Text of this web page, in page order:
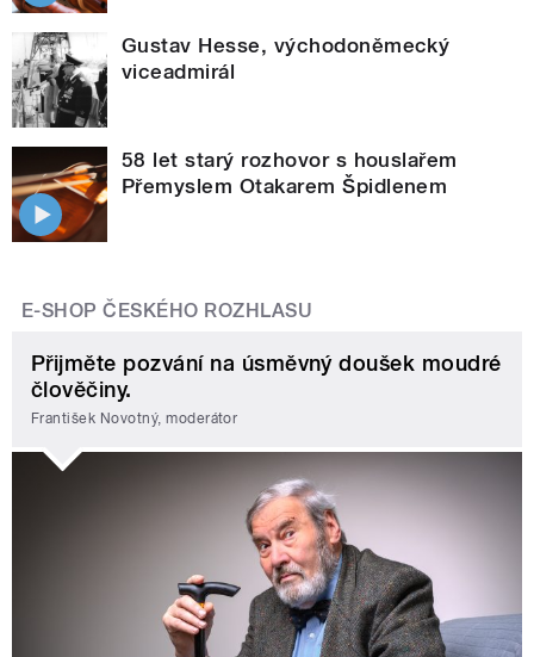
Gustav Hesse, východoněmecký
viceadmirál
58 let starý rozhovor s houslařem
Přemyslem Otakarem Špidlenem
E-SHOP ČESKÉHO ROZHLASU
Přijměte pozvání na úsměvný doušek moudré
člověčiny.
František Novotný, moderátor